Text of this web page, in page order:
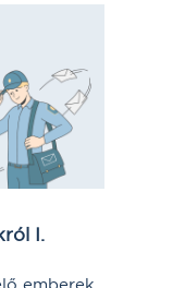
I.